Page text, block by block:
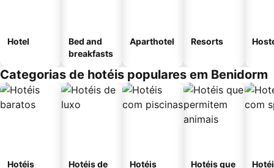
Hotel
Bed and
breakfasts
Aparthotel Resorts
Categorias de hotéis populares em Benidorm
Hotéis
Hotéis de
Hotéis
Hotéis que